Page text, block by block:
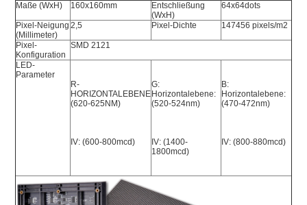
Maße (WxH) 160x160mm
Entschließung
(WxH)
64x64dots
Pixel-Neigung
(Millimeter)
2,5 Pixel-Dichte 147456 pixels/m2
Pixel-
Konfiguration
SMD 2121
LED-
Parameter
R-
HORIZONTALEBENE
(620-625NM)
IV: (600-800mcd)
G:
Horizontalebene:
(520-524nm)
IV: (1400-
1800mcd)
B:
Horizontalebene:
(470-472nm)
IV: (800-880mcd)